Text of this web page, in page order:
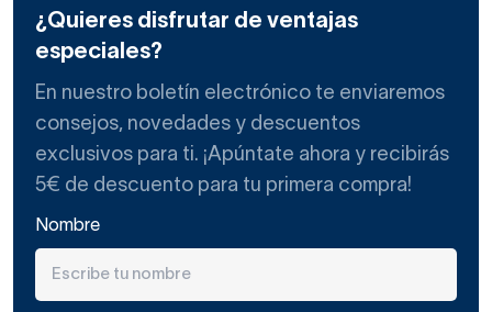
¿Quieres disfrutar de ventajas
especiales?
En nuestro boletín electrónico te enviaremos
consejos, novedades y descuentos
exclusivos para ti. ¡Apúntate ahora y recibirás
5€ de descuento para tu primera compra!
Nombre